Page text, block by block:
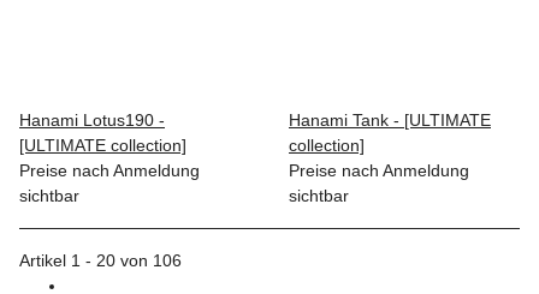
Hanami Lotus190 -
[ULTIMATE collection]
Preise nach Anmeldung
sichtbar
Hanami Tank - [ULTIMATE
collection]
Preise nach Anmeldung
sichtbar
Artikel 1 - 20 von 106